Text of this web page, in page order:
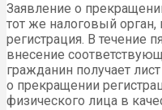
Заявление о
тот же налоговый
регистрация. В течение
внесение
гражданин получает
о прекращении
физического лица в